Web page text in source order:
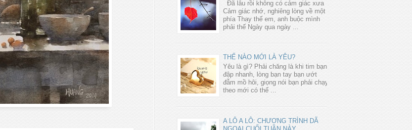
Đã lâu rồi không có cảm giác xưa
Cảm giác nhớ, nghiêng lòng về một
phía Thay thế em, anh buộc mình
phải thế Ngày qua ngày ...
THẾ NÀO MỚI LÀ YÊU?
Yêu là gì? Phải chăng là khi tim bạn
đập nhanh, lòng bạn tay bạn ướt
đẫm mồ hôi, giọng nói bạn phải chạy
theo mới có thể ...
A LÔ A LÔ: CHƯƠNG TRÌNH DÃ